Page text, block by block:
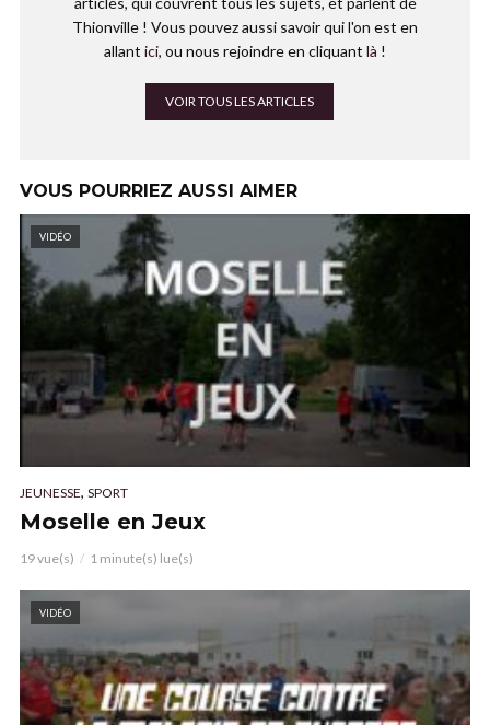
Thionville ! Vous pouvez aussi savoir qui l'on est en
allant ici, ou nous rejoindre en cliquant là !
VOIR TOUS LES ARTICLES
VOUS POURRIEZ AUSSI AIMER
VIDÉO
JEUNESSE, SPORT
Moselle en Jeux
19 vue(s) 1 minute(s) lue(s)
VIDÉO